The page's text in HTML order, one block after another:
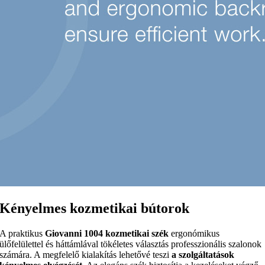
Kényelmes kozmetikai bútorok
A praktikusGiovanni 1004 kozmetikai szék ergonómikus
ülőfelülettel és háttámlával tökéletes választás professzionális szalonok
számára. A megfelelő kialakítás lehetővé teszia szolgáltatások